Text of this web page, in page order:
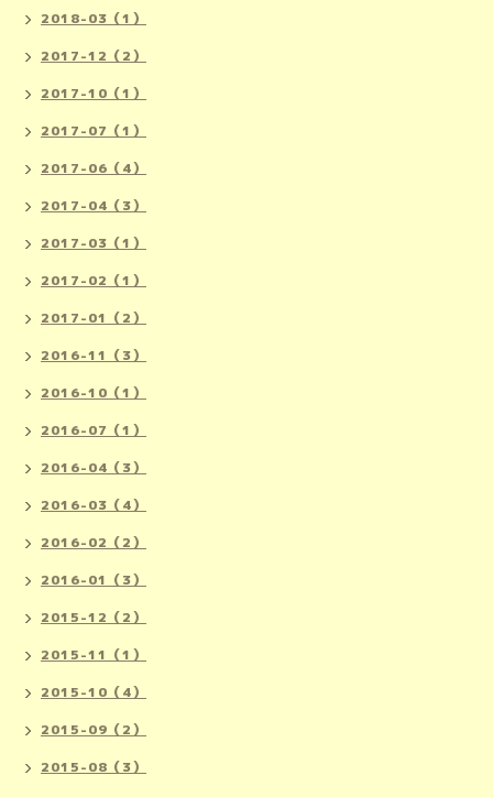
2018-03（1）
2017-12（2）
2017-10（1）
2017-07（1）
2017-06（4）
2017-04（3）
2017-03（1）
2017-02（1）
2017-01（2）
2016-11（3）
2016-10（1）
2016-07（1）
2016-04（3）
2016-03（4）
2016-02（2）
2016-01（3）
2015-12（2）
2015-11（1）
2015-10（4）
2015-09（2）
2015-08（3）